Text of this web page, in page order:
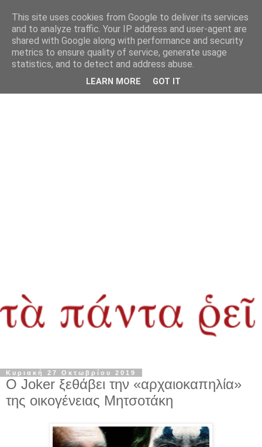
Κυριακή 27 Οκτωβρίου 2019
Ο Joker ξεθάβει την «αρχαιοκαπηλία»
της οικογένειας Μητσοτάκη
This site uses cookies from Google to deliver its services
and to analyze traffic. Your IP address and user-agent are
shared with Google along with performance and security
metrics to ensure quality of service, generate usage
statistics, and to detect and address abuse.
LEARN MORE GOT IT